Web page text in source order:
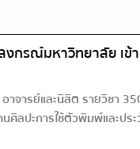
กรณ์มหาวิทยาลัย เข้
จารย์และนิสิต รายวิชา
ลปะการใช้ตัวพิมพ์และป